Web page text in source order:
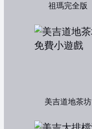
祖瑪完全版
美吉道地茶坊